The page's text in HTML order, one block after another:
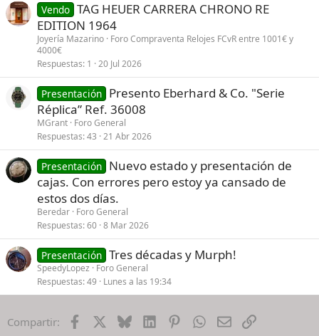
Vendo TAG HEUER CARRERA CHRONO RE
EDITION 1964
Joyería Mazarino Foro Compraventa Relojes FCvR entre 1001€ y
4000€
Respuestas 1 20 Jul 2026
Presentación Presento Eberhard & Co. "Serie
Réplica” Ref. 36008
MGrant Foro General
Respuestas 43 21 Abr 2026
Presentación Nuevo estado y presentación de
cajas. Con errores pero estoy ya cansado de
estos dos días.
Beredar Foro General
Respuestas 60 8 Mar 2026
Presentación Tres décadas y Murph!
SpeedyLopez
Foro General
Respuestas 49 Lunes a las 19:34
Compartir: Facebook BlueskyLinkedInPinterestWhatsApp
EmailEnlace